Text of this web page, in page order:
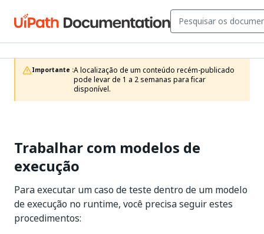
Importante :A localização de um conteúdo recém-publicado
pode levar de 1 a 2 semanas para ficar
disponível.
Trabalhar com modelos de
execução
Para executar um caso de teste dentro de um modelo
de execução no runtime, você precisa seguir estes
procedimentos: